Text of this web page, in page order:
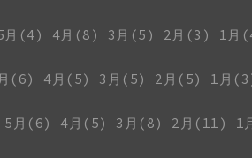
月(4) 4月(8) 3月(5) 2月(3)
1月
(6) 4月(5) 3月(5) 2月(5)
1月
5月(6) 4月(5) 3月(8) 2月(11)
1